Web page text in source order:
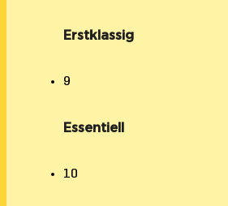
Erstklassig
9
Essentiell
10